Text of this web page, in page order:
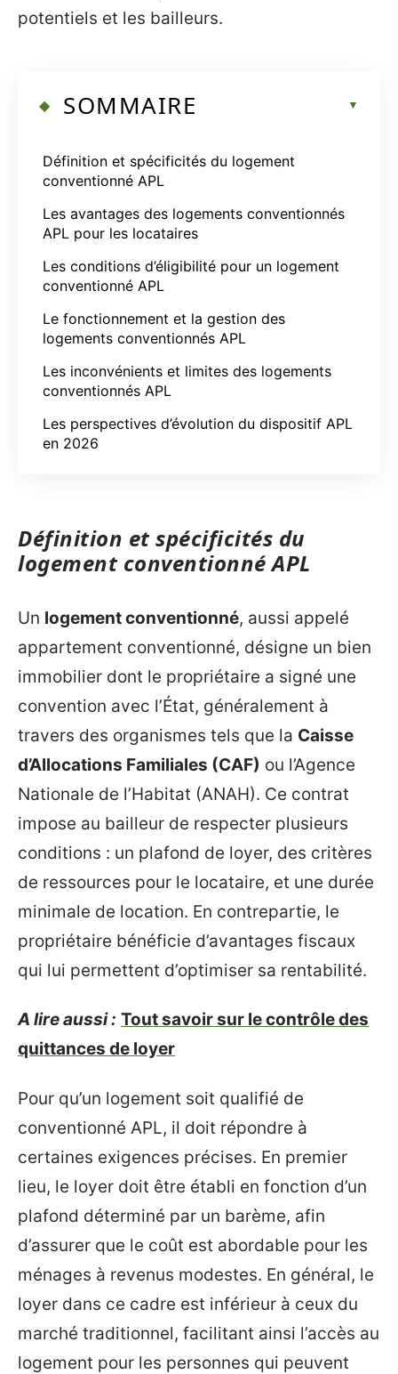
potentiels et les bailleurs.
SOMMAIRE
Définition et spécificités du logement
conventionné APL
Les avantages des logements conventionnés
APL pour les locataires
Les conditions d’éligibilité pour un logement
conventionné APL
Le fonctionnement et la gestion des
logements conventionnés APL
Les inconvénients et limites des logements
conventionnés APL
Les perspectives d’évolution du dispositif APL
en 2026
Définition et spécificités du
logement conventionné APL
Un logement conventionné, aussi appelé
appartement conventionné, désigne un bien
immobilier dont le propriétaire a signé une
convention avec l’État, généralement à
travers des organismes tels que la Caisse
d’Allocations Familiales (CAF) ou l’Agence
Nationale de l’Habitat (ANAH). Ce contrat
impose au bailleur de respecter plusieurs
conditions : un plafond de loyer, des critères
de ressources pour le locataire, et une durée
minimale de location. En contrepartie, le
propriétaire bénéficie d’avantages fiscaux
qui lui permettent d’optimiser sa rentabilité.
A lire aussi : Tout savoir sur le contrôle des
quittances de loyer
Pour qu’un logement soit qualifié de
conventionné APL, il doit répondre à
certaines exigences précises. En premier
lieu, le loyer doit être établi en fonction d’un
plafond déterminé par un barème, afin
d’assurer que le coût est abordable pour les
ménages à revenus modestes. En général, le
loyer dans ce cadre est inférieur à ceux du
marché traditionnel, facilitant ainsi l’accès au
logement pour les personnes qui peuvent